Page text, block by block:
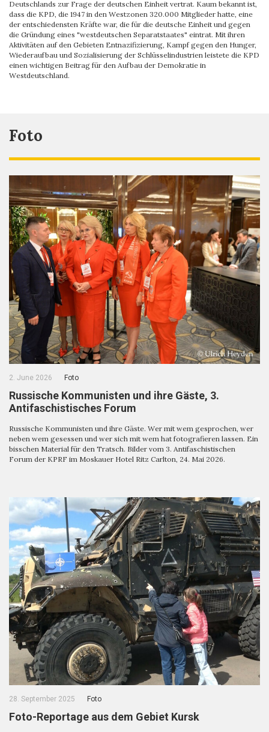
Deutschlands zur Frage der deutschen Einheit vertrat. Kaum bekannt ist,
dass die KPD, die 1947 in den Westzonen 320.000 Mitglieder hatte, eine
der entschiedensten Kräfte war, die für die deutsche Einheit und gegen
die Gründung eines "westdeutschen Separatstaates" eintrat. Mit ihren
Aktivitäten auf den Gebieten Entnazifizierung, Kampf gegen den Hunger,
Wiederaufbau und Sozialisierung der Schlüsselindustrien leistete die KPD
einen wichtigen Beitrag für den Aufbau der Demokratie in
Westdeutschland.
Foto
2. June 2026 Foto
Russische Kommunisten und ihre Gäste, 3.
Antifaschistisches Forum
Russische Kommunisten und ihre Gäste. Wer mit wem gesprochen, wer
neben wem gesessen und wer sich mit wem hat fotografieren lassen. Ein
bisschen Material für den Tratsch. Bilder vom 3. Antifaschistischen
Forum der KPRF im Moskauer Hotel Ritz Carlton, 24. Mai 2026.
28. September 2025 Foto
Foto-Reportage aus dem Gebiet Kursk